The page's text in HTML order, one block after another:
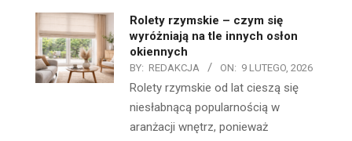
Rolety rzymskie – czym się
wyróżniają na tle innych osłon
okiennych
BY: REDAKCJA ON: 9 LUTEGO, 2026
Rolety rzymskie od lat cieszą się
niesłabnącą popularnością w
aranżacji wnętrz, ponieważ